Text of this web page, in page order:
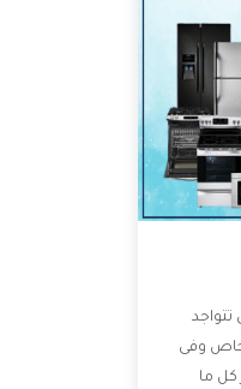
تتواجد
وفى
كل ما